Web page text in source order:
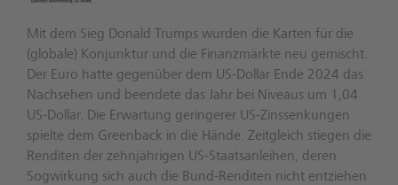
Mit dem Sieg Donald Trumps wurden die Karten für die
(globale) Konjunktur und die Finanzmärkte neu gemischt.
Der Euro hatte gegenüber dem US-Dollar Ende 2024 das
Nachsehen und beendete das Jahr bei Niveaus um 1,04
US-Dollar. Die Erwartung geringerer US-Zinssenkungen
spielte dem Greenback in die Hände. Zeitgleich stiegen die
Renditen der zehnjährigen US-Staatsanleihen, deren
Sogwirkung sich auch die Bund-Renditen nicht entziehen